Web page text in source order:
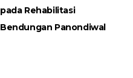
pada Rehabilitasi
Bendungan Panondiwal